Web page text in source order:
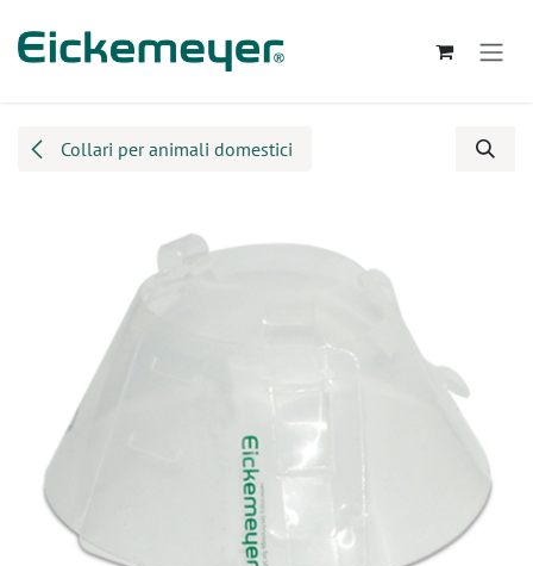
Collari per animali domestici